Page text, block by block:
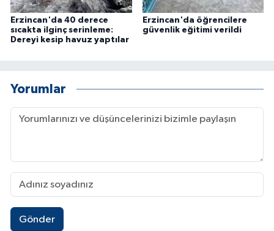
Erzincan'da 40 derece
sıcakta ilginç serinleme:
Dereyi kesip havuz yaptılar
Erzincan'da öğrencilere
güvenlik eğitimi verildi
Yorumlar
Gönder